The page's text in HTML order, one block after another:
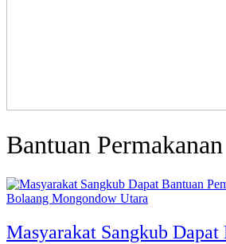
Bantuan Permakanan
Bolaang Mongondow Utara
Masyarakat Sangkub